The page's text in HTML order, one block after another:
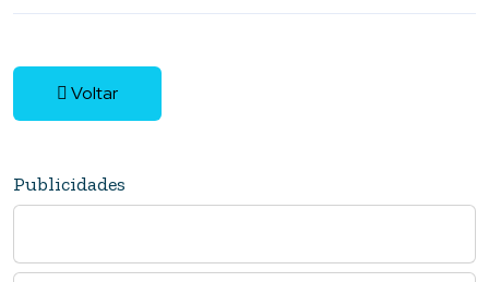
Voltar
Publicidades